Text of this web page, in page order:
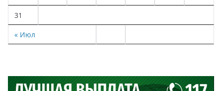
« Июл
31